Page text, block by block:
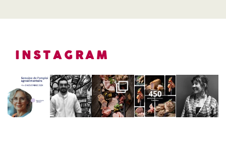
INSTAGRAM